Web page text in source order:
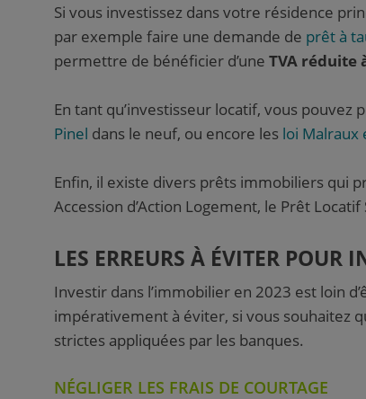
Si vous investissez dans votre résidence
par exemple faire une demande de prêt à
permettre de bénéficier d’une TVA réduite
En tant qu’investisseur locatif, vous
Pinel dans le neuf, ou encore les loi Malraux
Enfin, il existe divers prêts immobiliers qui
Accession d’Action Logement, le Prêt
LES ERREURS À ÉVITER
Investir dans l’immobilier en 2023 est loin
impérativement à éviter, si vous souhaitez
strictes appliquées par les banques.
NÉGLIGER LES FRAIS DE COURTAGE